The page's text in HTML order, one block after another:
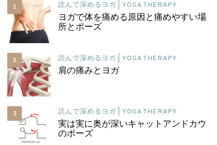
1 読んで深めるヨガ | YOGA THERAPY
ヨガで体を痛める原因と痛めやすい場
所とポーズ
2 読んで深めるヨガ | YOGA THERAPY
肩の痛みとヨガ
3 読んで深めるヨガ | YOGA THERAPY
実は実に奥が深いキャットアンドカウ
のポーズ